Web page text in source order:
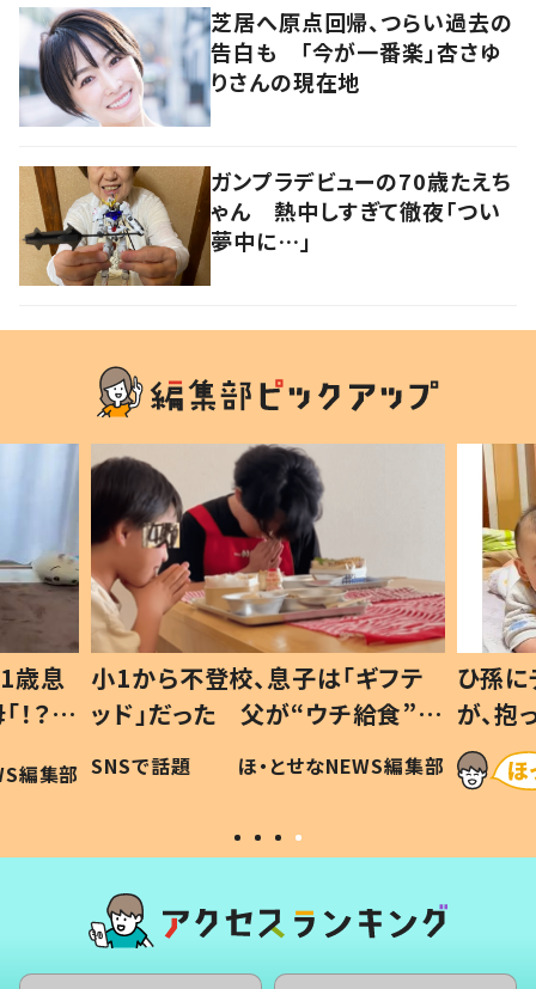
芝居へ原点回帰、つらい過去の
告白も 「今が一番楽」杏さゆ
りさんの現在地
ガンプラデビューの70歳たえち
ゃん 熱中しすぎて徹夜「つい
夢中に…」
歳息
？」
編集部
小1から不登校、息子は「ギフテ
ッド」だった 父が“ウチ給食”を
作り続ける理由とは #令和の親
#令和の子
SNSで話題 ほ・とせなNEWS編集部
ひ孫
が、
「涙が
い」